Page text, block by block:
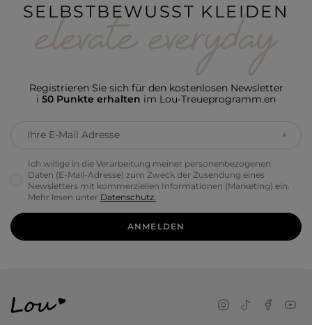
SELBSTBEWUSST KLEIDEN
Registrieren Sie sich für den kostenlosen Newsletter
i 50 Punkte erhalten im Lou-Treueprogramm.en
Ihre E-Mail Adresse
Ich willige in die Verarbeitung meiner personenbezogenen
Daten (E-Mail-Adresse) zum Zweck der Zusendung eines
Newsletters mit kommerziellen Informationen (Marketing) ein.
Mehr lesen unter Datenschutz.
ANMELDEN